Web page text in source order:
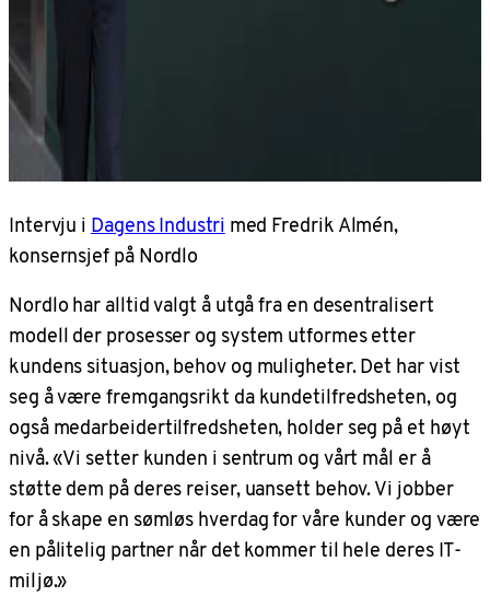
Intervju i Dagens Industri med Fredrik Almén,
konsernsjef på Nordlo
Nordlo har alltid valgt å utgå fra en desentralisert
modell der prosesser og system utformes etter
kundens situasjon, behov og muligheter. Det har vist
seg å være fremgangsrikt da kundetilfredsheten, og
også medarbeidertilfredsheten, holder seg på et høyt
nivå. «Vi setter kunden i sentrum og vårt mål er å
støtte dem på deres reiser, uansett behov. Vi jobber
for å skape en sømløs hverdag for våre kunder og være
en pålitelig partner når det kommer til hele deres IT-
miljø.»